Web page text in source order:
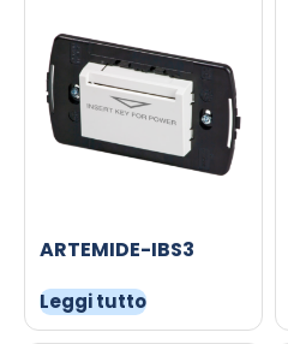
ARTEMIDE-IBS3
Leggi tutto